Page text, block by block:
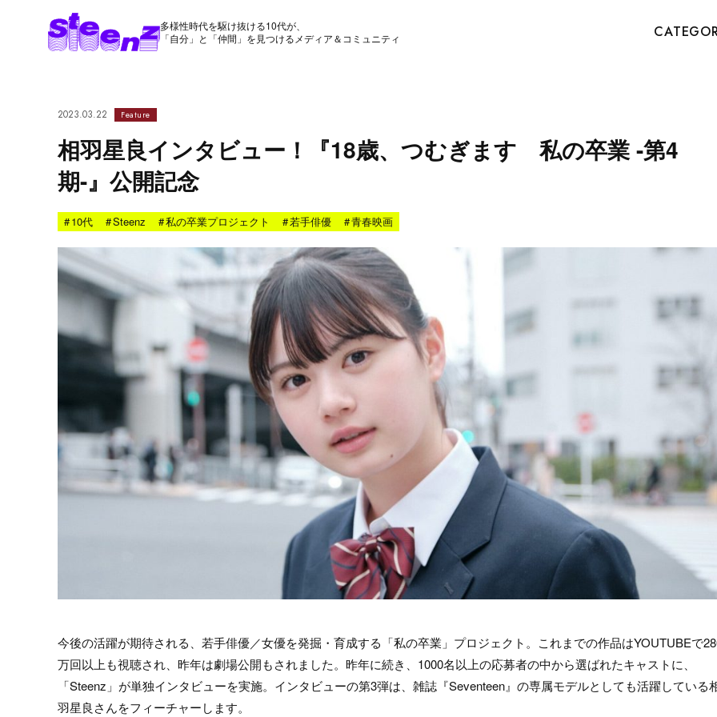
多様性時代を駆け抜ける10代が、
「自分」と「仲間」を見つけるメディア＆コミュニティ
2023.03.22 Feature
相羽星良インタビュー！『18歳、つむぎます 私の卒業 -第4
期-』公開記念
#10代 #Steenz #私の卒業プロジェクト #若手俳優 #青春映画
今後の活躍が期待される、若手俳優／女優を発掘・育成する「私の卒業」プロジェクト。これまでの作品はYOUTUBEで
万回以上も視聴され、昨年は劇場公開もされました。昨年に続き、1000名以上の応募者の中から選ばれたキャストに、
「Steenz」が単独インタビューを実施。インタビューの第3弾は、雑誌『Seventeen』の専属モデルとしても活躍している
羽星良さんをフィーチャーします。